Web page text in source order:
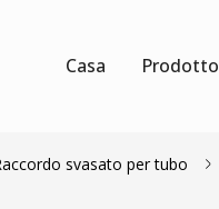
Casa Prodotto
svasato per tubo